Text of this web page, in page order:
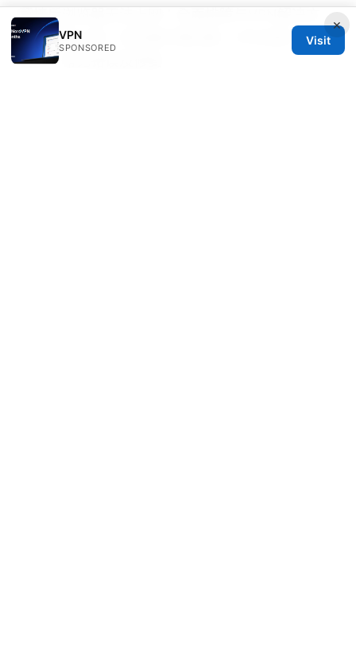
翻墙后浏览器无法上网：全面排障与VPN解决方
案，翻墙上网、浏览器代理设置、VPN选型、速度
优化、常见错误及修复
×
VPN
SPONSORED
Visit